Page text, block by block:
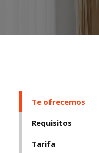
Te ofrecemos
Requisitos
Tarifa